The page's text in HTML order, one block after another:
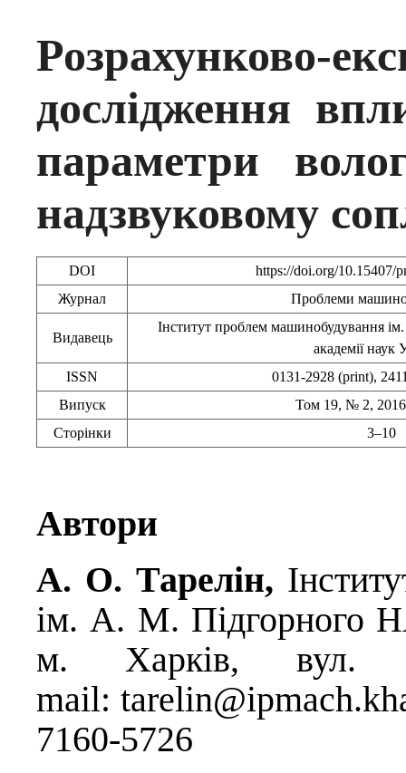
Розрахунково-
дослідження
параметри
надзвуковому
DOI
https://doi.org/10.15407/
Журнал
Проблеми
Видавець
Інститут проблем машинобудування
академії наук
ISSN
0131-2928 (print),
Випуск
Том 19, № 2, 2016
Сторінки
3–10
Автори
А. О. Тарелін,
ім. А. М. Підгорного
м. Харків, вул.
mail:
7160-5726